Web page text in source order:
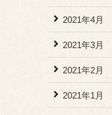
2021年4月
2021年3月
2021年2月
2021年1月